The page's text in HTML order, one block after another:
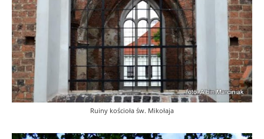
Ruiny kościoła św. Mikołaja